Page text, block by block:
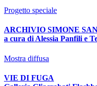
Progetto speciale
ARCHIVIO SIMONE
a cura di Alessia Panfili e
Mostra diffusa
VIE DI FUGA